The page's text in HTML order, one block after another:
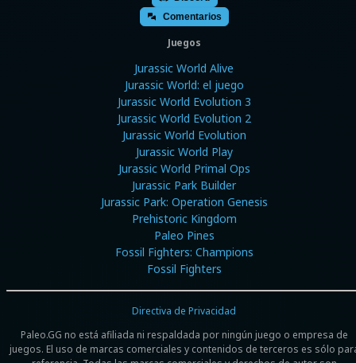
Comentarios
Juegos
Jurassic World Alive
Jurassic World: el juego
Jurassic World Evolution 3
Jurassic World Evolution 2
Jurassic World Evolution
Jurassic World Play
Jurassic World Primal Ops
Jurassic Park Builder
Jurassic Park: Operation Genesis
Prehistoric Kingdom
Paleo Pines
Fossil Fighters: Champions
Fossil Fighters
Paleo.GG no está afiliada ni respaldada por ningún juego o empresa de
juegos. El uso de marcas comerciales y contenidos de terceros es sólo
Directiva de Privacidad